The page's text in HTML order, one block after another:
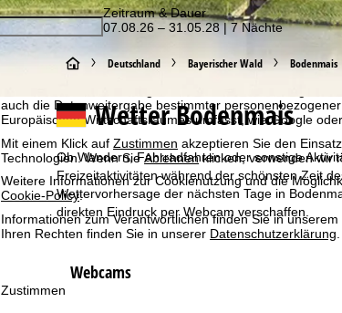
Cookie-Hinweis
Für ein optimales Webangebot erheben wir mit Hilfe von
auch mit unseren Partnern teilen. Auf Basis Ihrer
auch die Datenweitergabe bestimmter
Europäischen Wirtschaftsraumes umfasst, wie Google
Mit einem Klick auf Zustimmen akzeptieren Sie den
Technologien. Wenn SieAblehnenklicken, verwenden wir
Weitere Informationen zur Cookienutzung und die
Cookie-Policy.
Informationen zum Verantwortlichen finden Sie in unserem
Ihren Rechten finden Sie in unserer Datenschutzerklärung
Zustimmen
Zeitraum & Dauer
07.08.26 – 31.05.28 | 7 Nächte
S
t
a
r
t
Deutschland Bayerischer Wald Bodenmais
Wetter Bodenmais
Ob Wandern, Fahrradfahren oder sonstige
Freizeitaktivitäten während der schönsten Zeit
Wettervorhersage der nächsten Tage in
direkten Eindruck per Webcam verschaffen.
Webcams